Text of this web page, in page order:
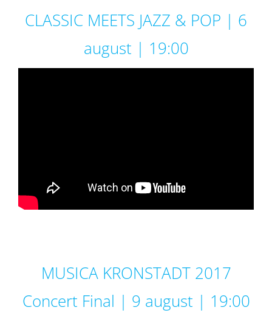
CLASSIC MEETS JAZZ & POP | 6
august | 19:00
MUSICA KRONSTADT 2017
Concert Final | 9 august | 19:00